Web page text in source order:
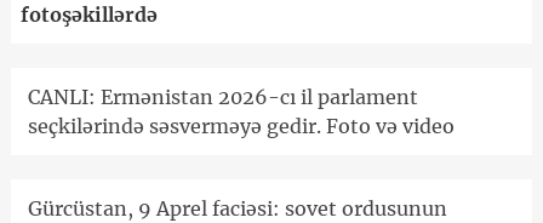
fotoşəkillərdə
CANLI: Ermənistan 2026-cı il parlament
seçkilərində səsverməyə gedir. Foto və video
Gürcüstan, 9 Aprel faciəsi: sovet ordusunun